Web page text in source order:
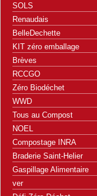
SOLS
Renaudais
BelleDechette
KIT zéro emballage
Brèves
RCCGO
Zéro Biodéchet
WWD
Tous au Compost
NOEL
Compostage INRA
Braderie Saint-Helier
Gaspillage Alimentaire
ver